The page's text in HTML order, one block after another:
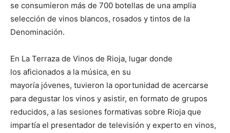
se consumieron más de 700 botellas de una amplia
selección de vinos blancos, rosados y tintos de la
Denominación.
En La Terraza de Vinos de Rioja, lugar donde
los aficionados a la música, en su
mayoría jóvenes, tuvieron la oportunidad de acercarse
para degustar los vinos y asistir, en formato de grupos
reducidos, a las sesiones formativas sobre Rioja que
impartía el presentador de televisión y experto en vinos,